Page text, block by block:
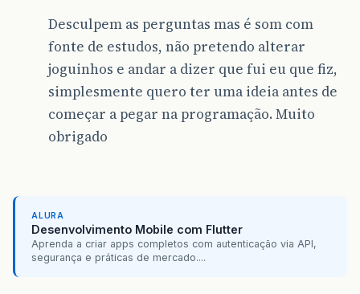
Desculpem as perguntas mas é som com
fonte de estudos, não pretendo alterar
joguinhos e andar a dizer que fui eu que fiz,
simplesmente quero ter uma ideia antes de
começar a pegar na programação. Muito
obrigado
ALURA
Desenvolvimento Mobile com Flutter
Aprenda a criar apps completos com autenticação via API,
segurança e práticas de mercado....